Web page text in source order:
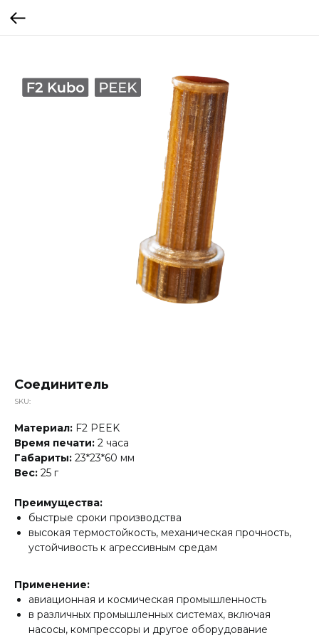
Соединитель
SKU:
Материал: F2 PEEK
Время печати: 2 часа
Габариты: 23*23*60 мм
Вес: 25 г
Преимущества:
быстрые сроки производства
высокая термостойкость, механическая прочность,
устойчивость к агрессивным средам
Применение:
авиационная и космическая промышленность
в различных промышленных системах, включая
насосы, компрессоры и другое оборудование